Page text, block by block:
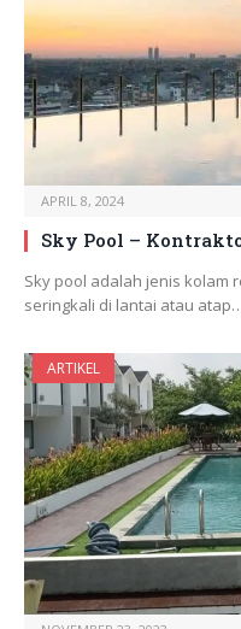
APRIL 8, 2024
Sky Pool –
Sky pool adalah jenis kolam
seringkali di lantai atau
ARTIKEL